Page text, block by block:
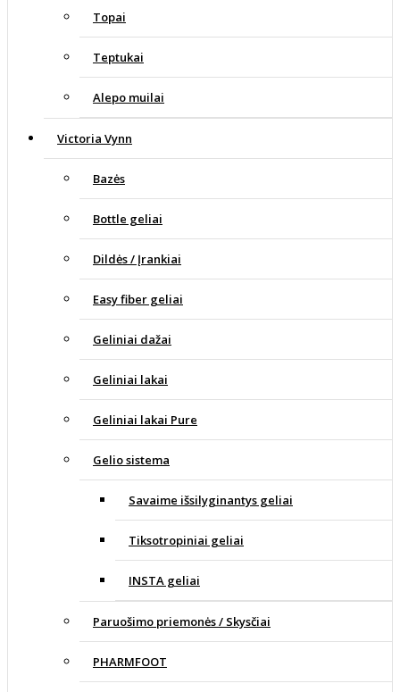
Topai
Teptukai
Alepo muilai
Victoria Vynn
Bazės
Bottle geliai
Dildės / Įrankiai
Easy fiber geliai
Geliniai dažai
Geliniai lakai
Geliniai lakai Pure
Gelio sistema
Savaime išsilyginantys geliai
Tiksotropiniai geliai
INSTA geliai
Paruošimo priemonės / Skysčiai
PHARMFOOT